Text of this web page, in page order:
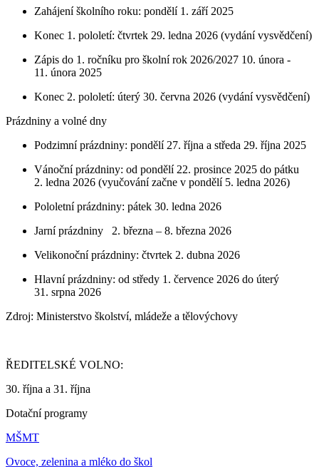
Zahájení školního roku: pondělí 1. září 2025
Konec 1. pololetí: čtvrtek 29. ledna 2026 (vydání vysvědčení)
Zápis do 1. ročníku pro školní rok 2026/2027 10. února -
11. února 2025
Konec 2. pololetí: úterý 30. června 2026 (vydání vysvědčení)
Prázdniny a volné dny
Podzimní prázdniny: pondělí 27. října a středa 29. října 2025
Vánoční prázdniny: od pondělí 22. prosince 2025 do pátku
2. ledna 2026 (vyučování začne v pondělí 5. ledna 2026)
Pololetní prázdniny: pátek 30. ledna 2026
Jarní prázdniny 2. března – 8. března 2026
Velikonoční prázdniny: čtvrtek 2. dubna 2026
Hlavní prázdniny: od středy 1. července 2026 do úterý
31. srpna 2026
Zdroj: Ministerstvo školství, mládeže a tělovýchovy
ŘEDITELSKÉ VOLNO:
30. října a 31. října
Dotační programy
MŠMT
Ovoce, zelenina a mléko do škol